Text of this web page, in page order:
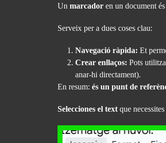
Un marcador en un document
Serveix per a dues coses clau:
Navegació ràpida: Et
Crear enllaços: Pots
anar-hi directament).
En resum: és un punt de
Selecciones el text que